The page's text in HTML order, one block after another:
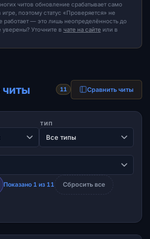
читов обновление срабатывает само
поэтому статус «Проверяется» не
работает — это лишь неопределённость до
Уточните в чате на сайте или в
11 Сравнить читы
ТИП
Показано 1 из 11 Сбросить все